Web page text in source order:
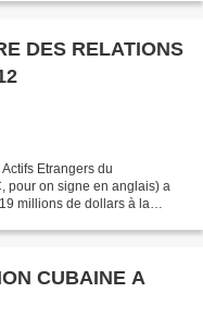
DES RELATIONS
Etrangers du
pour on signe en anglais) a
millions de dollars à la
CUBAINE A